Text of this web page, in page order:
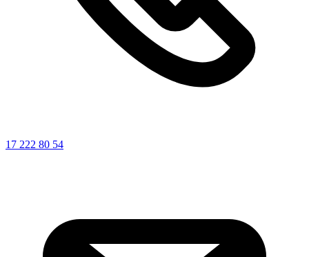
17 222 80 54